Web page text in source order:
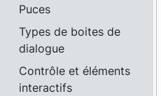
Puces
Types de boites de
dialogue
Contrôle et éléments
interactifs